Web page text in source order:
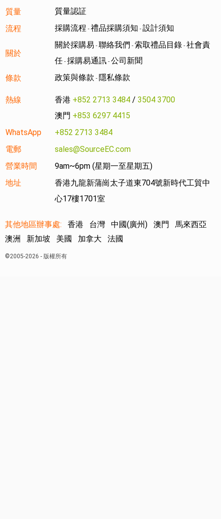
質量
質量認証
流程
採購流程 - 禮品採購須知 - 設計須知
關於
關於採購易 - 聯絡我們 - 索取禮品目錄 - 社會責
任 - 採購易通訊 - 公司新聞
條款
政策與條款 - 隱私條款
熱線 香港 +852 2713 3484 / 3504 3700
澳門 +853 6297 4415
WhatsApp
+852 2713 3484
電郵
sales@SourceEC.com
營業時間
9am~6pm (星期一至星期五)
地址
香港九龍新蒲崗太子道東704號新時代工貿中
心17樓1701室
其他地區辦事處: 香港 台灣 中國(廣州) 澳門
馬來西亞
澳洲
新加坡 美國 加拿大 法國
©2005-2026 - 版權所有